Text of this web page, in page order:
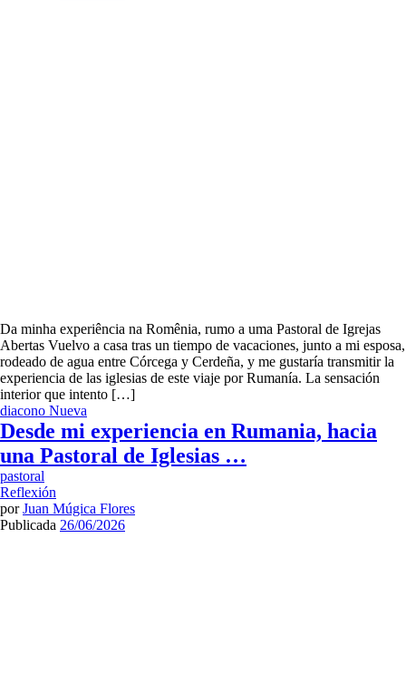
Da minha experiência na Romênia, rumo a uma Pastoral de Igrejas
Abertas Vuelvo a casa tras un tiempo de vacaciones, junto a mi esposa,
rodeado de agua entre Córcega y Cerdeña, y me gustaría transmitir la
experiencia de las iglesias de este viaje por Rumanía. La sensación
interior que intento […]
diacono Nueva
Desde mi experiencia en Rumania, hacia
una Pastoral de Iglesias …
pastoral
Reflexión
porJuan Múgica Flores
Publicada 26/06/2026